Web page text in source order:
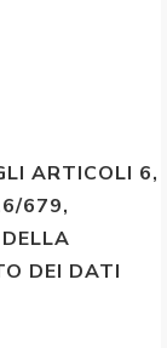
ARTICOLI 6,
679,
DEI DATI